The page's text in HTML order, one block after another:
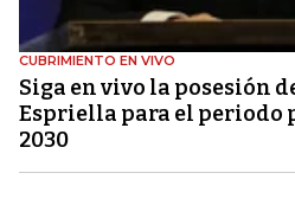
CUBRIMIENTO EN VIVO
Siga en vivo la posesión
Espriella para el periodo
2030